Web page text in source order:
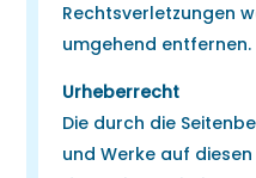
Rechtsverletzungen
umgehend entfernen.
Urheberrecht
Die durch die
und Werke auf